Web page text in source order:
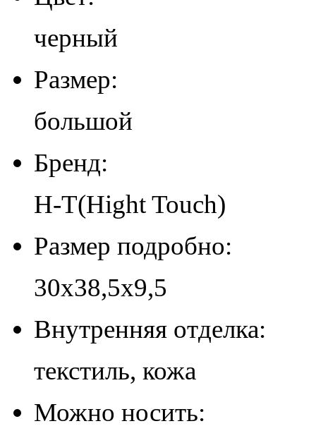
черный
Размер:
большой
Бренд:
H-T(Hight Touch)
Размер подробно:
30х38,5х9,5
Внутренняя отделка:
текстиль, кожа
Можно носить: